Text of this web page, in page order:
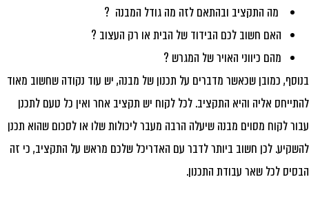
מה התקציב ובהתאם לזה מה גודל המבנה ?
האם חשוב לכם הבידוד של הבית או רק העצוב ?
מהם כיווני האויר של המגרש ?
כמובן שכאשר מדברים על תכנון של מבנה, יש עוד נקודה שחשוב מאוד
אליה והיא התקציב. לכל לקוח יש תקציב אחר ואין כל טעם לתכנן
לקוח מסוים מבנה שיעלה הרבה מעבר ליכולות שלו או לסכום שהוא תכנן
לכן חשוב ביותר לדבר עם האדריכל שלכם מראש על התקציב, כי זה
לכל שאר עבודת התכנון.